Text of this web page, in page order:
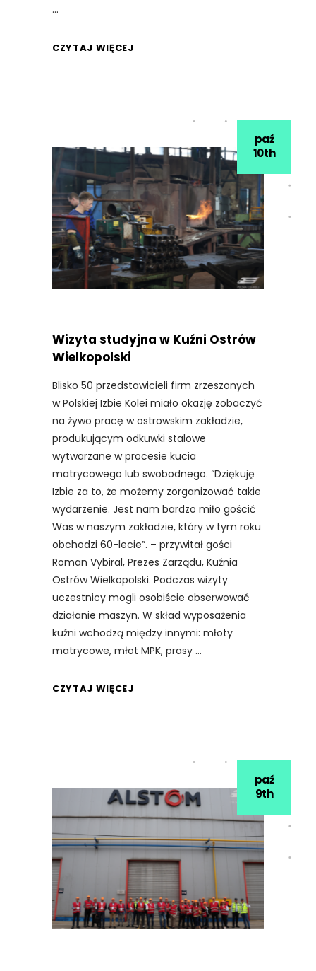
CZYTAJ WIĘCEJ
paź
10th
Wizyta studyjna w Kuźni Ostrów
Wielkopolski
Blisko 50 przedstawicieli firm zrzeszonych
w Polskiej Izbie Kolei miało okazję zobaczyć
na żywo pracę w ostrowskim zakładzie,
produkującym odkuwki stalowe
wytwarzane w procesie kucia
matrycowego lub swobodnego. “Dziękuję
Izbie za to, że możemy zorganizować takie
wydarzenie. Jest nam bardzo miło gościć
Was w naszym zakładzie, który w tym roku
obchodzi 60-lecie”. – przywitał gości
Roman Vybiral, Prezes Zarządu, Kuźnia
Ostrów Wielkopolski. Podczas wizyty
uczestnicy mogli osobiście obserwować
działanie maszyn. W skład wyposażenia
kuźni wchodzą między innymi: młoty
matrycowe, młot MPK, prasy
CZYTAJ WIĘCEJ
paź
9th